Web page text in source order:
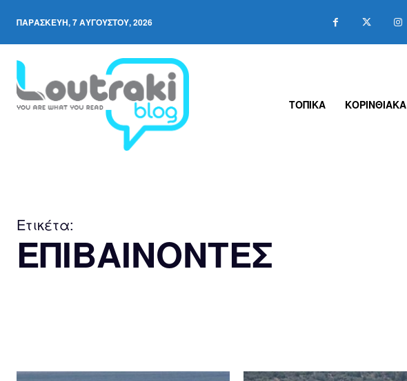
ΠΑΡΑΣΚΕΥΉ, 7 ΑΥΓΟΎΣΤΟΥ, 2026
ΤΟΠΙΚΑ ΚΟΡΙΝΘΙΑΚΑ
Ετικέτα:
ΕΠΙΒΑΙΝΟΝΤΕΣ